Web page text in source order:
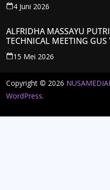
4 Juni 2026
ALFRIDHA MASSAYU
TECHNICAL MEETING
KANTONGI NOMOR
15 Mei 2026
Copyright © 2026
WordPress.